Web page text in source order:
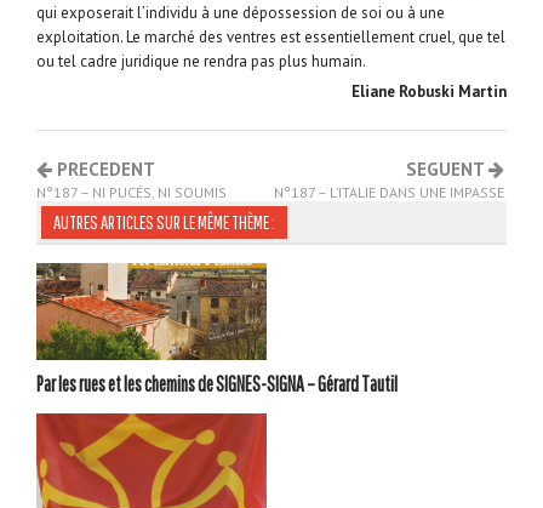
qui exposerait l’individu à une dépossession de soi ou à une
exploitation. Le marché des ventres est essentiellement cruel, que tel
ou tel cadre juridique ne rendra pas plus humain.
Eliane Robuski Martin
PRECEDENT
N°187 – NI PUCÉS, NI SOUMIS
SEGUENT
N°187 – L’ITALIE DANS UNE IMPASSE
AUTRES ARTICLES SUR LE MÊME THÈME :
Par les rues et les chemins de SIGNES-SIGNA – Gérard Tautil